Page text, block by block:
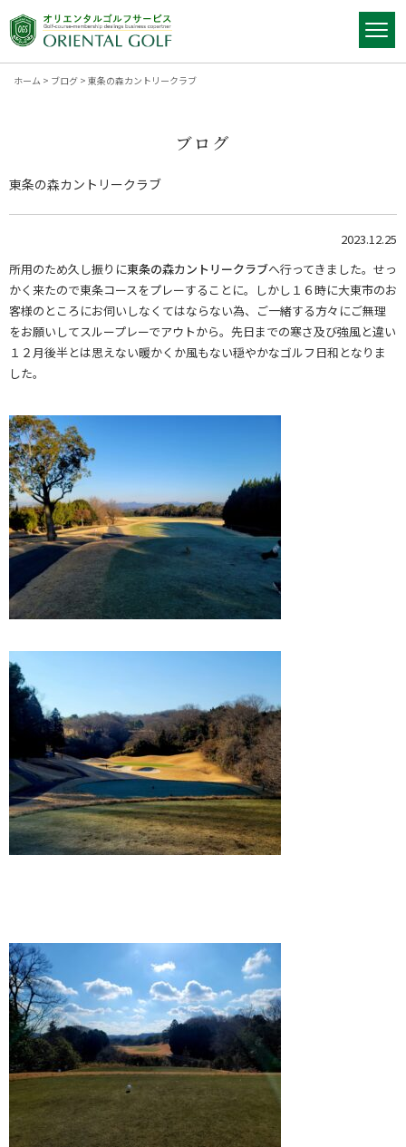
ホーム > ブログ > 東条の森カントリークラブ
ブログ
東条の森カントリークラブ
2023.12.25
所用のため久し振りに東条の森カントリークラブへ行ってきました。せっ
かく来たので東条コースをプレーすることに。しかし１６時に大東市のお
客様のところにお伺いしなくてはならない為、ご一緒する方々にご無理
をお願いしてスループレーでアウトから。先日までの寒さ及び強風と違い
１２月後半とは思えない暖かくか風もない穏やかなゴルフ日和となりま
した。